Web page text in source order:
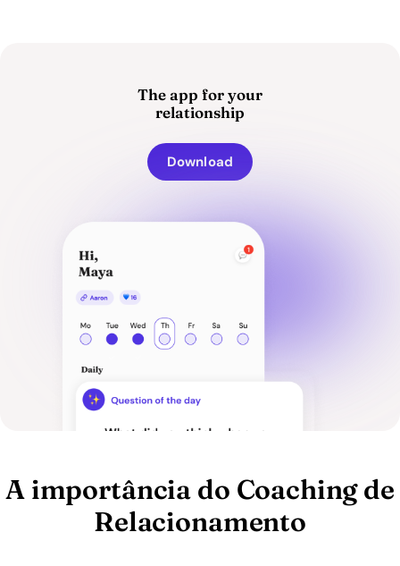
The app for your
relationship
Download
A importância do Coaching de
Relacionamento